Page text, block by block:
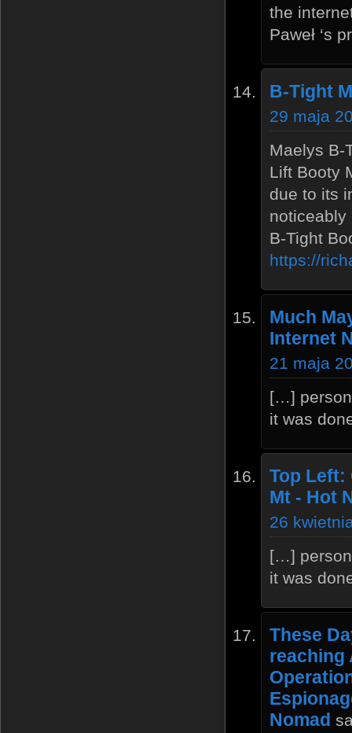
the
Paweł ‘s
B-Tight
29 maja
Maelys B-
Lift Booty
due to its
noticeably
B-Tight
https://
Much
Internet
21 maja
[…] person
it was
Top Left:
Mt - Hot
26
[…] person
it was
These
reaching
Nomad